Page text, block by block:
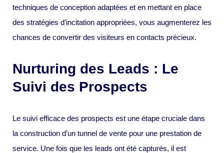
techniques de conception adaptées et en mettant en place
des stratégies d’incitation appropriées, vous augmenterez les
chances de convertir des visiteurs en contacts précieux.
Nurturing des Leads : Le
Suivi des Prospects
Le suivi efficace des prospects est une étape cruciale dans
la construction d’un tunnel de vente pour une prestation de
service. Une fois que les leads ont été capturés, il est